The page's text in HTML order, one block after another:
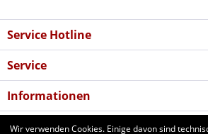
Service Hotline
Service
Informationen
Newsletter
Wir verwenden Cookies. Einige davon sind